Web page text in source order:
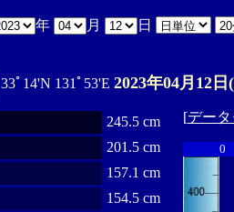
年 月 日
33ﾟ14'N 131ﾟ53'E 2023年04月12日
245.5 cm
201.5 cm
157.1 cm
154.5 cm
[デー
0